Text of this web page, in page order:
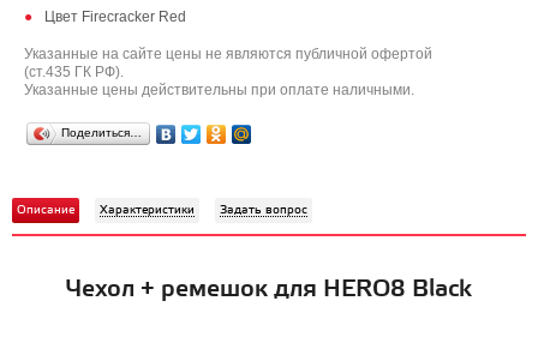
Цвет Firecracker Red
Указанные на сайте цены не являются публичной офертой
(ст.435 ГК РФ).
Указанные цены действительны при оплате наличными.
Поделиться…
Описание Характеристики Задать вопрос
Чехол + ремешок для HERO8 Black